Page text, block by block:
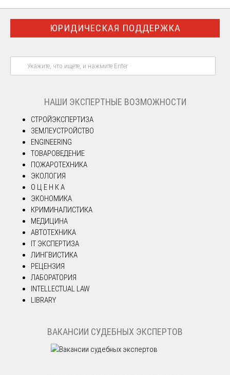
ЮРИДИЧЕСКАЯ ПОДДЕРЖКА
НАШИ ЭКСПЕРТНЫЕ ВОЗМОЖНОСТИ
СТРОЙЭКСПЕРТИЗА
ЗЕМЛЕУСТРОЙСТВО
ENGINEERING
ТОВАРОВЕДЕНИЕ
ПОЖАРОТЕХНИКА
ЭКОЛОГИЯ
О Ц Е Н К А
ЭКОНОМИКА
КРИМИНАЛИСТИКА
МЕДИЦИНА
АВТОТЕХНИКА
IT ЭКСПЕРТИЗА
ЛИНГВИСТИКА
РЕЦЕНЗИЯ
ЛАБОРАТОРИЯ
INTELLECTUAL LAW
LIBRARY
ВАКАНСИИ СУДЕБНЫХ ЭКСПЕРТОВ